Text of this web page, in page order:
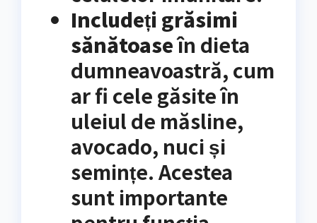
Includeți grăsimi
sănătoaseîn dieta
dumneavoastră, cum
ar fi cele găsite în
uleiul de măsline,
avocado, nuci și
semințe. Acestea
sunt importante